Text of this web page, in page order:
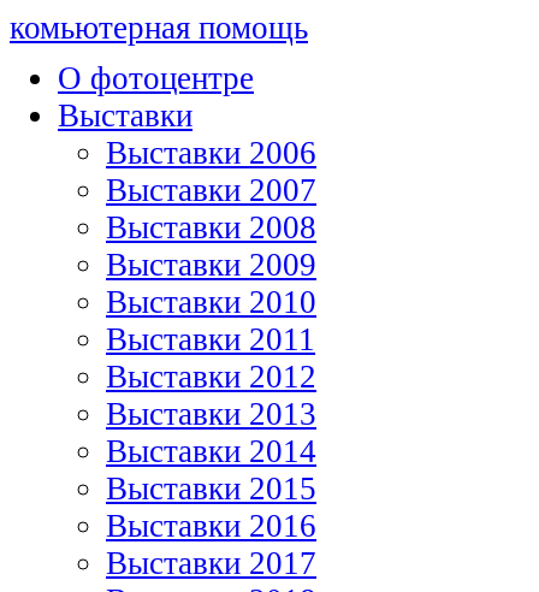
комьютерная помощь
О фотоцентре
Выставки
Выставки 2006
Выставки 2007
Выставки 2008
Выставки 2009
Выставки 2010
Выставки 2011
Выставки 2012
Выставки 2013
Выставки 2014
Выставки 2015
Выставки 2016
Выставки 2017